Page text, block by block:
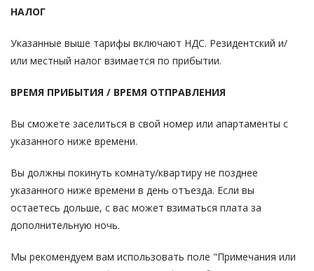
НАЛОГ
Указанные выше тарифы включают НДС. Резидентский и/
или местный налог взимается по прибытии.
ВРЕМЯ ПРИБЫТИЯ / ВРЕМЯ ОТПРАВЛЕНИЯ
Вы сможете заселиться в свой номер или апартаменты с
указанного ниже времени.
Вы должны покинуть комнату/квартиру не позднее
указанного ниже времени в день отъезда. Если вы
остаетесь дольше, с вас может взиматься плата за
дополнительную ночь.
Мы рекомендуем вам использовать поле "Примечания или